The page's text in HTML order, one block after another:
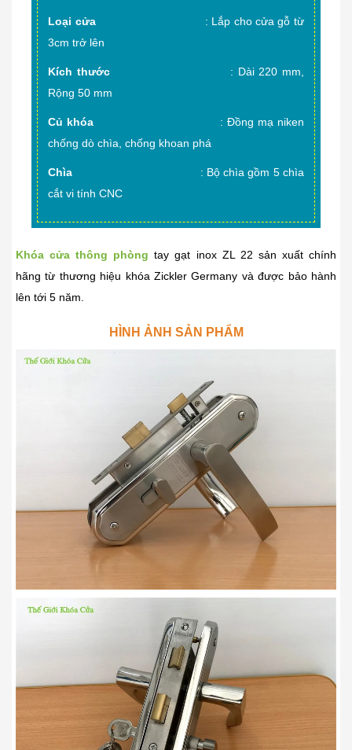
Loại cửa : Lắp cho cửa gỗ từ
3cm trở lên
Kích thước: Dài 220 mm,
Rộng 50 mm
Củ khóa : Đồng mạ niken
chống dò chìa, chống khoan phá
Chìa : Bộ chìa gồm 5 chìa
cắt vi tính CNC
Khóa cửa thông phòng tay gạt inox ZL 22 sản xuất chính
hãng từ thương hiệu khóa Zickler Germany và được bảo hành
lên tới 5 năm.
HÌNH ẢNH SẢN PHẨM